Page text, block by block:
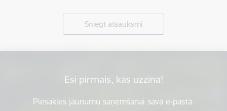
Sniegt atsauksmi
Esi pirmais, kas uzzina!
Piesakies jaunumu saņemšanai savā e-pastā.